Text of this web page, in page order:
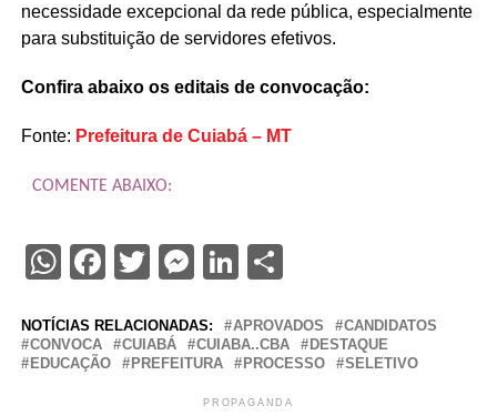
necessidade excepcional da rede pública, especialmente
para substituição de servidores efetivos.
Confira abaixo os editais de convocação:
Fonte: Prefeitura de Cuiabá – MT
COMENTE ABAIXO:
WhatsApp
Facebook
Twitter
Messenger
LinkedIn
Share
NOTÍCIAS RELACIONADAS: APROVADOS
CANDIDATOS
CONVOCA
CUIABÁ CUIABA..CBA
DESTAQUE
EDUCAÇÃO
PREFEITURA PROCESSO SELETIVO
PROPAGANDA